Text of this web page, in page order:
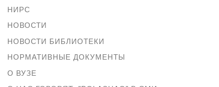
НИРС
НОВОСТИ
НОВОСТИ БИБЛИОТЕКИ
НОРМАТИВНЫЕ ДОКУМЕНТЫ
О ВУЗЕ